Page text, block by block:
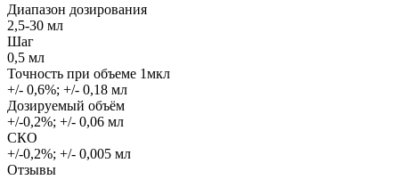
Диапазон дозирования
2,5-30 мл
Шаг
0,5 мл
Точность при объеме 1мкл
+/- 0,6%; +/- 0,18 мл
Дозируемый объём
+/-0,2%; +/- 0,06 мл
СКО
+/-0,2%; +/- 0,005 мл
Отзывы